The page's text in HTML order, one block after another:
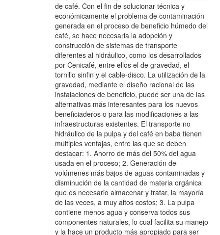
de café. Con el fin de solucionar técnica y
económicamente el problema de contaminación
generada en el proceso de beneficio húmedo del
café, se hace necesaria la adopción y
construcción de sistemas de transporte
diferentes al hidráulico, como los desarrollados
por Cenicafé, entre ellos el de gravedad, el
tornillo sinfin y el cable-disco. La utilización de la
gravedad, mediante el diseño racional de las
instalaciones de beneficio, puede ser una de las
alternativas más interesantes para los nuevos
beneficiaderos o para las modificaciones a las
infraestructuras existentes. El transporte no
hidráulico de la pulpa y del café en baba tienen
múltiples ventajas, entre las que se deben
destacar: 1. Ahorro de más del 50% del agua
usada en el proceso; 2. Generación de
volúmenes más bajos de aguas contaminadas y
disminución de la cantidad de materia orgánica
que es necesario almacenar y tratar, la mayoría
de las veces, a muy altos costos; 3. La pulpa
contiene menos agua y conserva todos sus
componentes naturales, lo cual facilita su manejo
y la hace un producto más apropiado para ser